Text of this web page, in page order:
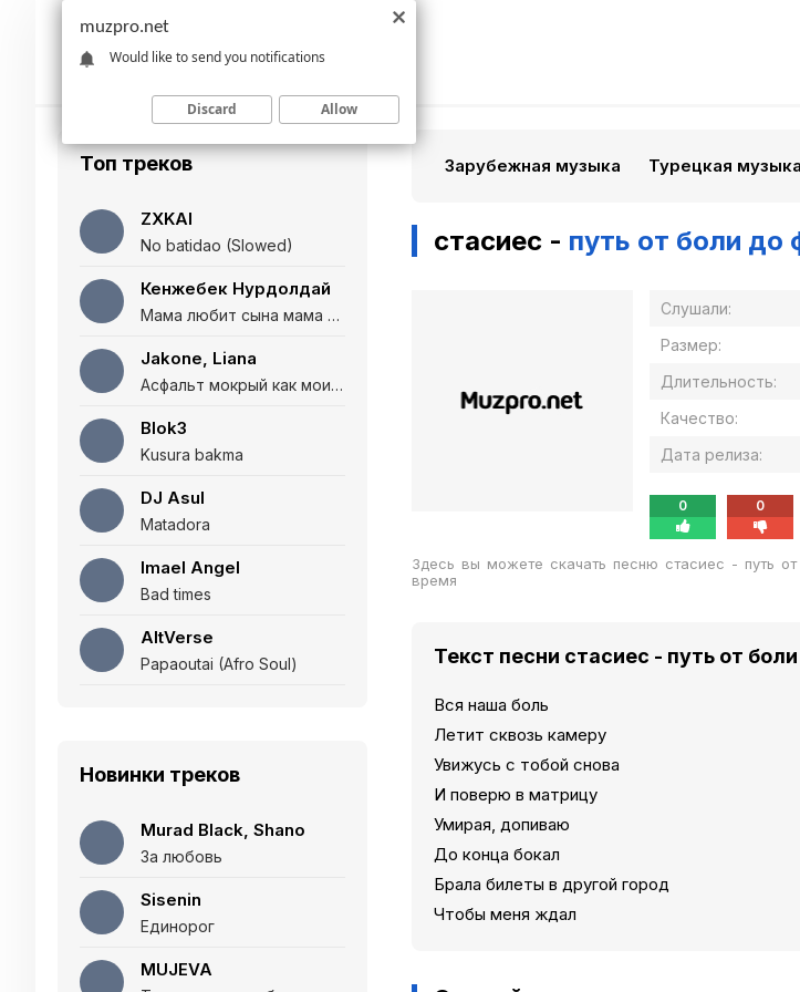
Топ треков
ZXKAI
No batidao (Slowed)
Кенжебек Нурдолдай
Мама любит сына мама любит дочь (Полная версия)
Jakone, Liana
Асфальт мокрый как мои глаза и я нарезаю
Blok3
Kusura bakma
DJ Asul
Matadora
Imael Angel
Bad times
AltVerse
Papaoutai (Afro Soul)
Новинки треков
Murad Black, Shano
За любовь
Sisenin
Единорог
MUJEVA
Зарубежная музыка Турецкая музыка
стасиес - путь от боли до
Слушали:
Размер:
Длительность:
Качество:
Дата релиза:
0 0
Здесь вы можете скачать песню стасиес - путь
время
Текст песни стасиес - путь от
Вся наша боль
Летит сквозь камеру
Увижусь с тобой снова
И поверю в матрицу
Умирая, допиваю
До конца бокал
Брала билеты в другой город
Чтобы меня ждал
muzpro.net
Would like to send you notifications
Discard Allow